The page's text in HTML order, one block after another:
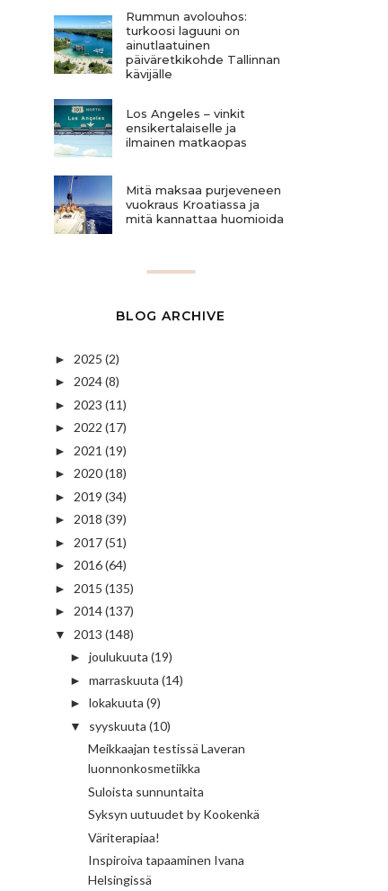
Rummun avolouhos:
turkoosi laguuni on
ainutlaatuinen
päiväretkikohde Tallinnan
kävijälle
Los Angeles – vinkit
ensikertalaiselle ja
ilmainen matkaopas
Mitä maksaa purjeveneen
vuokraus Kroatiassa ja
mitä kannattaa huomioida
BLOG ARCHIVE
► 2025 (2)
► 2024(8)
► 2023 (11)
► 2022 (17)
► 2021 (19)
► 2020(18)
► 2019 (34)
► 2018 (39)
► 2017(51)
► 2016(64)
► 2015 (135)
► 2014(137)
▼ 2013 (148)
► joulukuuta (19)
► marraskuuta (14)
► lokakuuta (9)
▼ syyskuuta (10)
Meikkaajan testissä Laveran
luonnonkosmetiikka
Suloista sunnuntaita
Syksyn uutuudet by Kookenkä
Väriterapiaa!
Inspiroiva tapaaminen Ivana
Helsingissä